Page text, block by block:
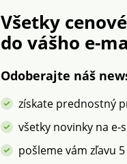
Všetky
do vášho e-
Odoberajte náš
získate prednostný
všetky novinky na
pošleme vám zľavu